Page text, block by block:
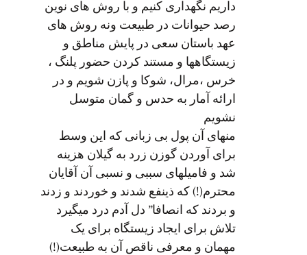
داریم نگهداری کنیم و با روش های نوین
رصد حیوانات در طبیعت ونه روش های
عهد باستان سعی در پایش مناطق و
زیستگاهها و مستند کردن حضور پلنگ ،
خرس ،مرال، شوکا و پازن شویم و در
ارائه آمار به حدس و گمان متوسل
نشویم
منهای آن پول بی زبانی که این وسط
برای آوردن گوزن زرد به گیلان هزینه
شد و فامیلهای سببی و نسبی آن آقایان
محترم(!) که ذینفع شدند و خوردند و زدند
و بردند که انصافا” دل آدم درد میگیرد
تلاش برای ایجاد زیستگاه برای یک
مهمان و معرفی ناقص آن به طبیعت(!)